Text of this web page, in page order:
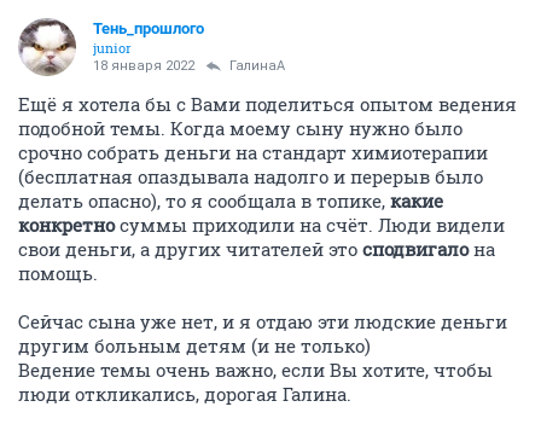
Тень_прошлого
junior
18 января 2022 ГалинаА
Ещё я хотела бы с Вами поделиться опытом ведения
подобной темы. Когда моему сыну нужно было
срочно собрать деньги на стандарт химиотерапии
(бесплатная опаздывала надолго и перерыв было
делать опасно), то я сообщала в топике, какие
конкретносуммы приходили на счёт. Люди видели
свои деньги, а других читателей это сподвигалона
помощь.
Сейчас сына уже нет, и я отдаю эти людские деньги
другим больным детям (и не только)
Ведение темы очень важно, если Вы хотите, чтобы
люди откликались, дорогая Галина.